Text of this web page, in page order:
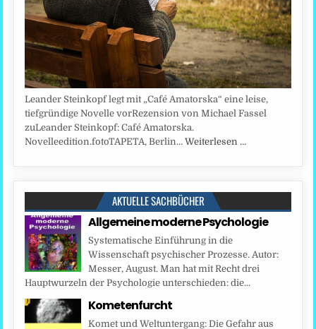
Leander Steinkopf legt mit „Café Amatorska“ eine leise,
tiefgründige Novelle vorRezension von Michael Fassel
zuLeander Steinkopf: Café Amatorska.
Novelleedition.fotoTAPETA, Berlin…Weiterlesen …
AKTUELLE SACHBÜCHER
Allgemeine moderne Psychologie
Systematische Einführung in die
Wissenschaft psychischer Prozesse. Autor:
Messer, August. Man hat mit Recht drei
Hauptwurzeln der Psychologie unterschieden: die...
Kometenfurcht
Komet und Weltuntergang: Die Gefahr aus